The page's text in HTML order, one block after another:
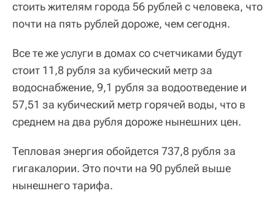
стоить жителям города 56 рублей с человека, что
почти на пять рублей дороже, чем сегодня.
Все те же услуги в домах со счетчиками будут
стоит 11,8 рубля за кубический метр за
водоснабжение, 9,1 рубля за водоотведение и
57,51 за кубический метр горячей воды, что в
среднем на два рубля дороже нынешних цен.
Тепловая энергия обойдется 737,8 рубля за
гигакалории. Это почти на 90 рублей выше
нынешнего тарифа.